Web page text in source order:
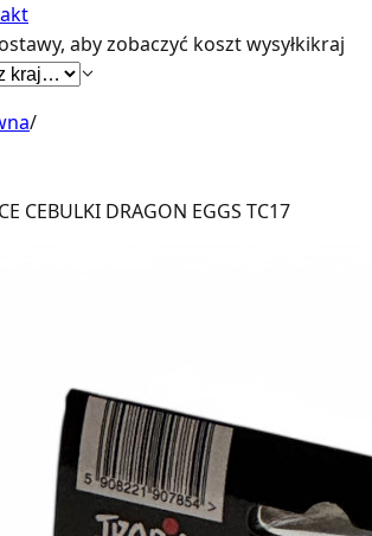
aby zobaczyć koszt wysyłkikraj
/
CEBULKI DRAGON EGGS TC17